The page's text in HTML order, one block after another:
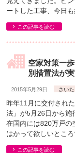
ートした工事、今日
この記事を読む
空家対策一
別措置法が
2015年5月29日 さい
昨年11月に交付され
法」が5月26日から施
在国内には820万戸の
はかって欲しいとこ
この記事を読む